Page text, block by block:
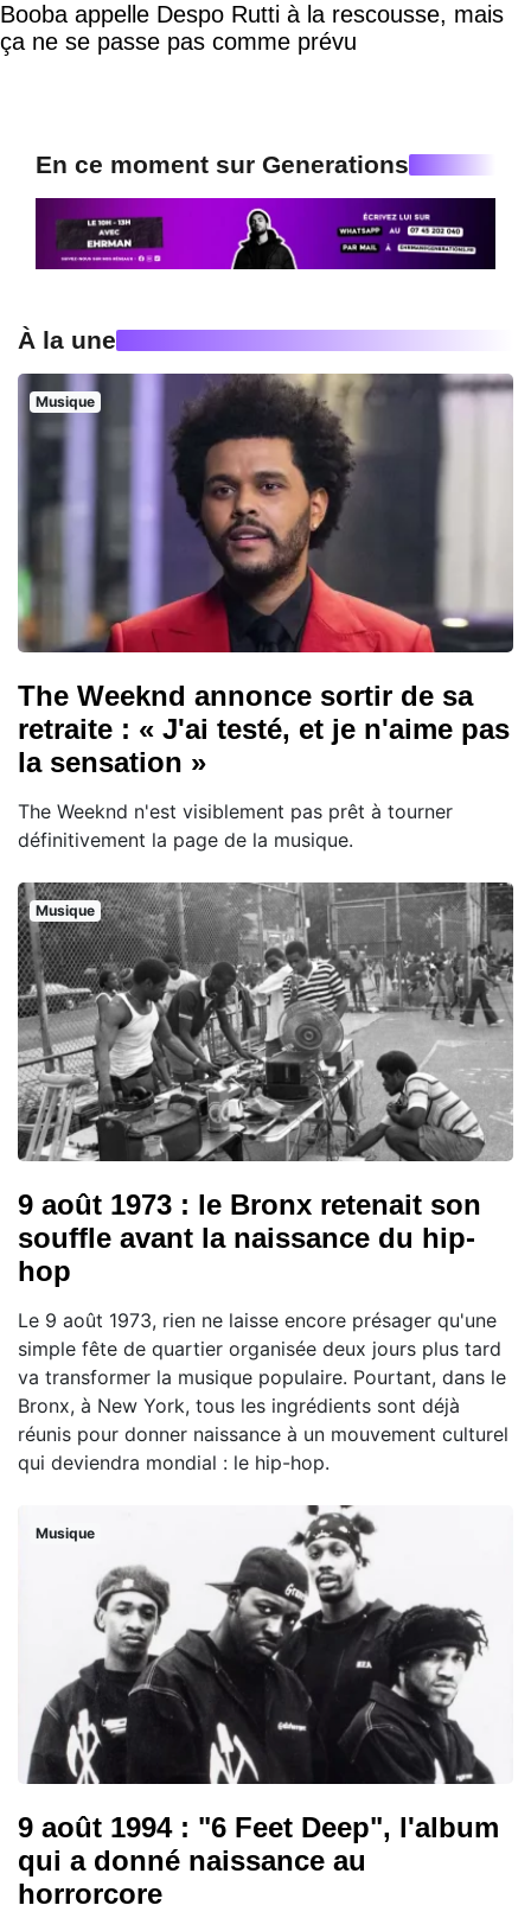
Booba appelle Despo Rutti à la rescousse, mais
ça ne se passe pas comme prévu
En ce moment sur Generations
À la une
Musique
The Weeknd annonce sortir de sa
retraite : « J'ai testé, et je n'aime pas
la sensation »
The Weeknd n'est visiblement pas prêt à tourner
définitivement la page de la musique.
Musique
9 août 1973 : le Bronx retenait son
souffle avant la naissance du hip-
hop
Le 9 août 1973, rien ne laisse encore présager qu'une
simple fête de quartier organisée deux jours plus tard
va transformer la musique populaire. Pourtant, dans le
Bronx, à New York, tous les ingrédients sont déjà
réunis pour donner naissance à un mouvement culturel
qui deviendra mondial : le hip-hop.
Musique
9 août 1994 : "6 Feet Deep", l'album
qui a donné naissance au
horrorcore